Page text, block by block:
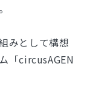
みとして構想
「circusAGEN